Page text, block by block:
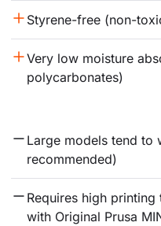
Styrene-free (non-
Very low moisture
polycarbonates)
Large models tend to
recommended)
Requires high
with Original Prusa